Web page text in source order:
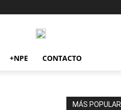
+NPE CONTACTO
MÁS POPULAR